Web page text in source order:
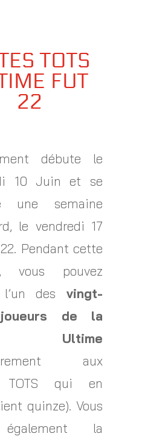
TOTS
FUT
22
débute le
10 Juin et se
une semaine
le vendredi 17
Pendant cette
vous pouvez
l’un des vingt-
de la
Ultime
aux
TOTS qui en
quinze). Vous
la